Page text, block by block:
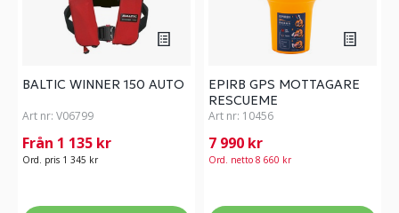
BALTIC WINNER 150 AUTO
Art nr: V06799
Från 1 135 kr
Ord. pris 1 345 kr
EPIRB GPS MOTTAGARE
RESCUEME
Art nr: 10456
7 990 kr
Ord. netto 8 660 kr